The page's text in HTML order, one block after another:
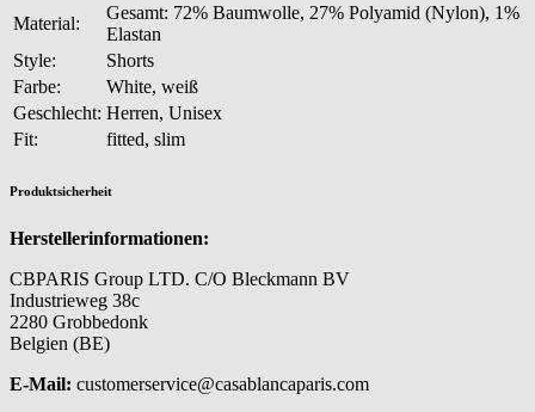
Material:
Gesamt: 72% Baumwolle, 27% Polyamid (Nylon), 1%
Elastan
Style:
Shorts
Farbe:
White, weiß
Geschlecht: Herren, Unisex
Fit:
fitted, slim
Produktsicherheit
Herstellerinformationen:
CBPARIS Group LTD. C/O Bleckmann BV
Industrieweg 38c
2280 Grobbedonk
Belgien (BE)
E-Mail: customerservice@casablancaparis.com